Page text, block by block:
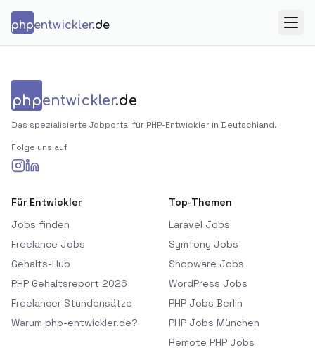
phpentwickler.de
phpentwickler.de
Das spezialisierte Jobportal für PHP-Entwickler in Deutschland.
Folge uns auf
Für Entwickler
Jobs finden
Freelance Jobs
Gehalts-Hub
PHP Gehaltsreport 2026
Freelancer Stundensätze
Warum php-entwickler.de?
Top-Themen
Laravel Jobs
Symfony Jobs
Shopware Jobs
WordPress Jobs
PHP Jobs Berlin
PHP Jobs München
Remote PHP Jobs